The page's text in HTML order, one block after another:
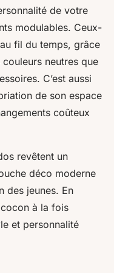
de votre
modulables. Ceux-
fil du temps, grâce
neutres que
C’est aussi
de son espace
coûteux
revêtent un
déco moderne
des jeunes. En
à la fois
et personnalité